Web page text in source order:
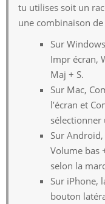
tu utilises soit un
une combinaison
Sur
Impr écran,
Maj + S.
Sur Mac,
l’écran et
sélectionner
Sur
Volume bas
selon la
Sur iPhone,
bouton